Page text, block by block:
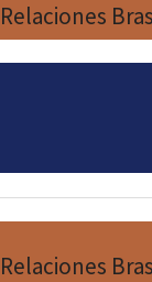
Relaciones
Relaciones